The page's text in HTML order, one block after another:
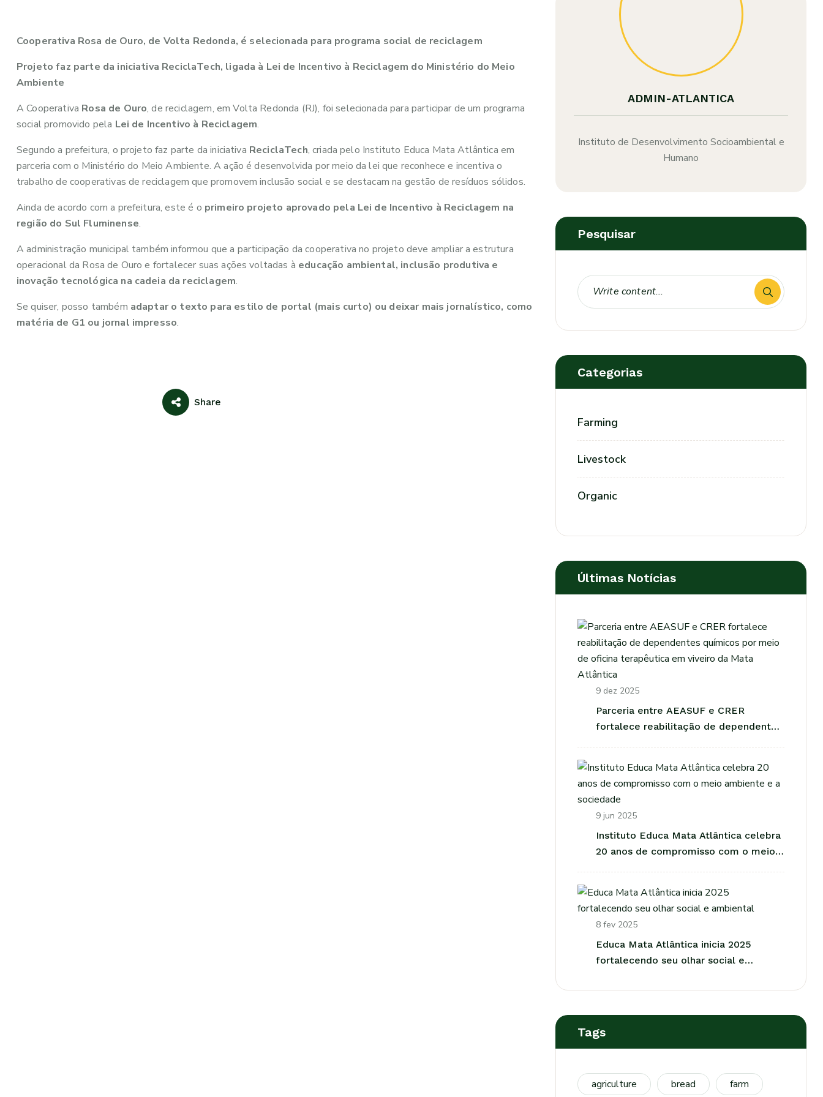
Cooperativa Rosa de Ouro, de Volta Redonda, é selecionada para programa social de reciclagem
Projeto faz parte da iniciativa ReciclaTech, ligada à Lei de Incentivo à Reciclagem do Ministério do Meio
Ambiente
A Cooperativa Rosa de Ouro, de reciclagem, em Volta Redonda (RJ), foi selecionada para participar de um programa
social promovido pela Lei de Incentivo à Reciclagem.
Segundo a prefeitura, o projeto faz parte da iniciativa ReciclaTech, criada pelo Instituto Educa Mata Atlântica em
parceria com o Ministério do Meio Ambiente. A ação é desenvolvida por meio da lei que reconhece e incentiva o
trabalho de cooperativas de reciclagem que promovem inclusão social e se destacam na gestão de resíduos sólidos.
Ainda de acordo com a prefeitura, este é o primeiro projeto aprovado pela Lei de Incentivo à Reciclagem na
região do Sul Fluminense.
A administração municipal também informou que a participação da cooperativa no projeto deve ampliar a estrutura
operacional da Rosa de Ouro e fortalecer suas ações voltadas à educação ambiental, inclusão produtiva e
inovação tecnológica na cadeia da reciclagem.
Se quiser, posso também adaptar o texto para estilo de portal (mais curto) ou deixar mais jornalístico, como
matéria de G1 ou jornal impresso.
Share
ADMIN-ATLANTICA
Instituto de Desenvolvimento Socioambiental e
Humano
Pesquisar
Categorias
Farming
Livestock
Organic
Últimas Notícias
9 dez 2025
Parceria entre AEASUF e CRER
fortalece reabilitação de dependentes
Atlântica
9 jun 2025
Instituto Educa Mata Atlântica celebra
20 anos de compromisso com o meio
8 fev 2025
Educa Mata Atlântica inicia 2025
fortalecendo seu olhar social e
Tags
agriculture bread farm